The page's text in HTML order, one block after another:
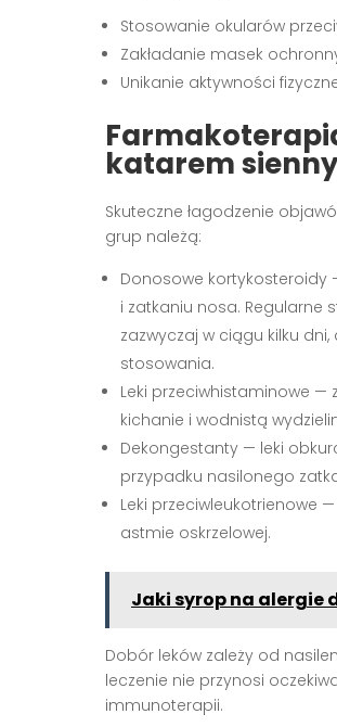
Stosowanie okularów
Zakładanie masek
Unikanie aktywności
katarem
Skuteczne łagodzenie
grup należą:
Donosowe kortykosteroidy
i zatkaniu nosa. Regularne
zazwyczaj w ciągu kilku
stosowania.
Leki przeciwhistaminowe
kichanie i wodnistą
Dekongestanty — leki
przypadku nasilonego
Leki przeciwleukotrienowe
astmie oskrzelowej.
Jaki syrop na alergie
Dobór leków zależy od
leczenie nie przynosi
immunoterapii.